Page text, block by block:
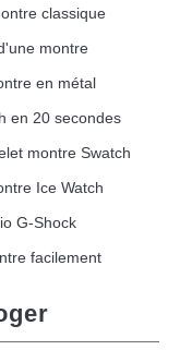
classique
montre
en métal
en 20 secondes
montre Swatch
Ice Watch
G-Shock
facilement